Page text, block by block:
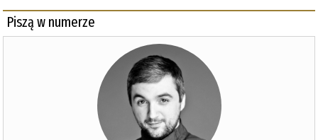
Piszą w numerze